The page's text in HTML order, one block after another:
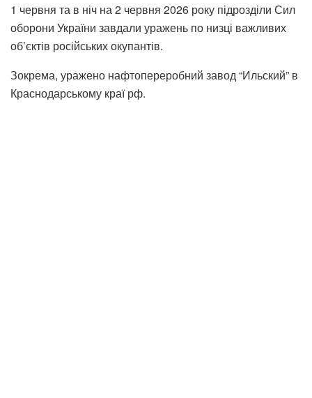
1 червня та в ніч на 2 червня 2026 року підрозділи Сил
оборони України завдали уражень по низці важливих
об’єктів російських окупантів.
Зокрема, уражено нафтопереробний завод “Ильский” в
Краснодарському краї рф.